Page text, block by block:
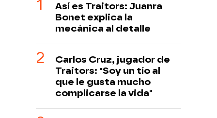
Así es Traitors: Juanra
Bonet explica la
mecánica al detalle
Carlos Cruz, jugador de
Traitors: "Soy un tío al
que le gusta mucho
complicarse la vida"